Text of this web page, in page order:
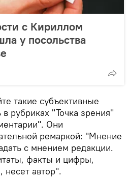
с Кириллом
у посольства
такие субъективные
рубриках "Точка зрения"
Они
ремаркой: "Мнение
с мнением редакции.
факты и цифры,
несет автор".